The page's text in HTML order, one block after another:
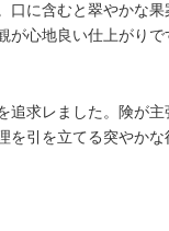
に含むと翠やかな
心地良い仕上がりで
求レました。険が
引を立てる突やかな